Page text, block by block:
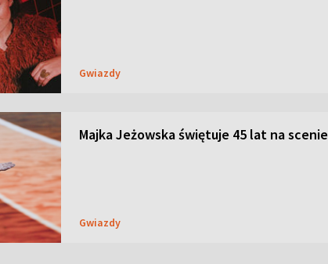
Gwiazdy
Majka Jeżowska świętuje 45 lat na scenie
Gwiazdy